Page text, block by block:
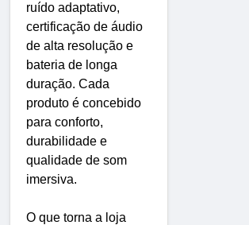
ruído adaptativo,
certificação de áudio
de alta resolução e
bateria de longa
duração. Cada
produto é concebido
para conforto,
durabilidade e
qualidade de som
imersiva.
O que torna a loja